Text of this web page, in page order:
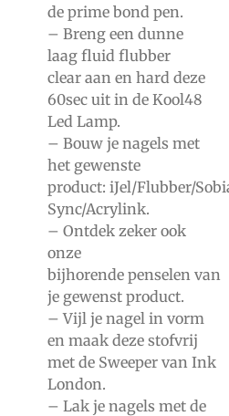
de prime bond pen.
– Breng een dunne
laag fluid flubber
clear aan en hard deze
60sec uit in de Kool48
Led Lamp.
– Bouw je nagels met
het gewenste
product: iJel/Flubber/
Sync/Acrylink.
– Ontdek zeker ook
onze
bijhorende penselen van
je gewenst product.
– Vijl je nagel in vorm
en maak deze stofvrij
met de Sweeper van Ink
London.
– Lak je nagels met de